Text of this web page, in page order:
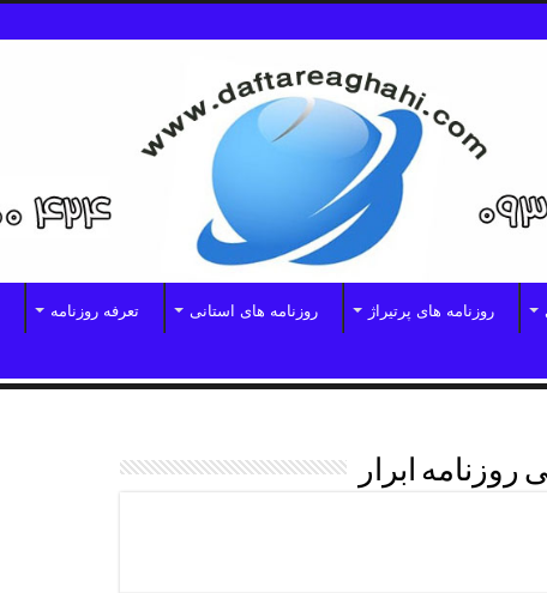
روزنامه های پرتیراژ روزنامه های استانی تعرفه روزنامه
روزنامه ابرار